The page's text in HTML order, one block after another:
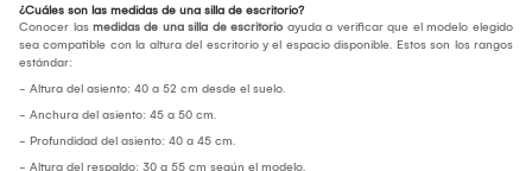
¿Cuáles son las medidas de una silla de escritorio?
Conocer las medidas de una silla de escritorio ayuda a verificar que el modelo elegido
sea compatible con la altura del escritorio y el espacio disponible. Estos son los rangos
estándar:
- Altura del asiento: 40 a 52 cm desde el suelo.
- Anchura del asiento: 45 a 50 cm.
- Profundidad del asiento: 40 a 45 cm.
- Altura del respaldo: 30 a 55 cm según el modelo.